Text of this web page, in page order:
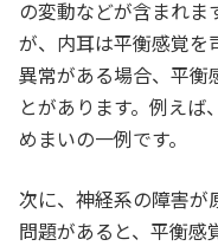
の変動などが含まれま
が、内耳は平衡感覚を
異常がある場合、平衡
とがあります。例え
めまいの一例です。
次に、神経系の障害が
問題があると、平衡感